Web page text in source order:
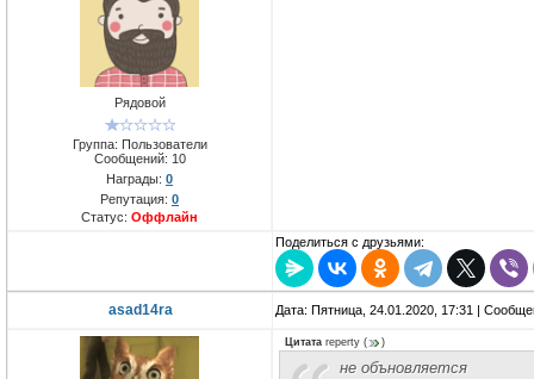
Рядовой
Группа: Пользователи
Сообщений: 10
Награды: 0
Репутация: 0
Статус: Оффлайн
Поделиться с друзьями:
asad14ra Дата: Пятница, 24.01.2020, 17:31 |
Цитата reperty ( )
не объновляется